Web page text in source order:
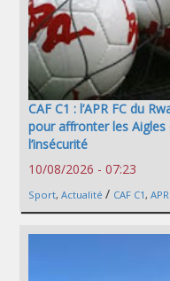
CAF C1 : l’APR FC du
pour affronter les
l’insécurité
10/08/2026 - 07:23
Sport, Actualité / CAF C1 ,